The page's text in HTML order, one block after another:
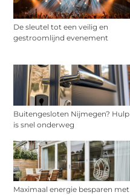
De sleutel tot een veilig en
gestroomlijnd evenement
Buitengesloten Nijmegen? Hulp
is snel onderweg
Maximaal energie besparen met